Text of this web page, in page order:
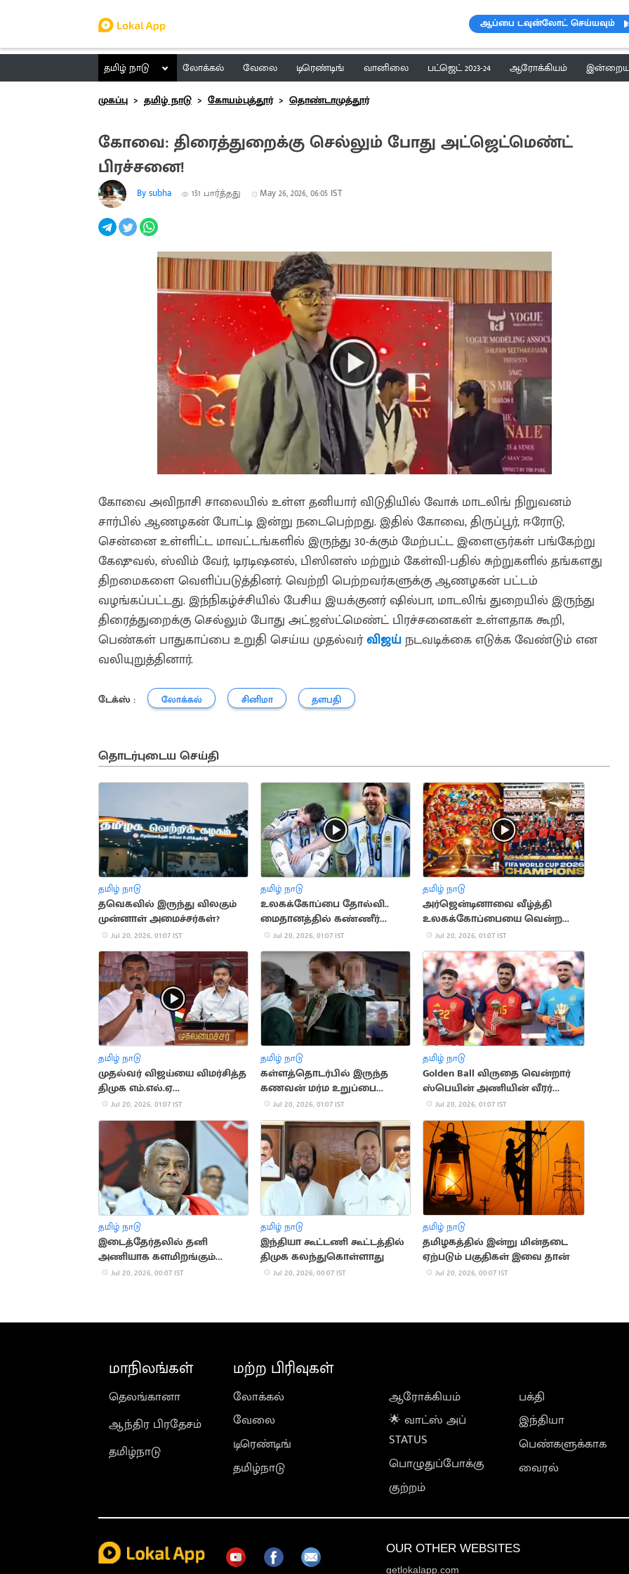
ஆப்பை டவுன்லோட் செய்யவும்
தமிழ் நாடு லோக்கல் வேலை டிரெண்டிங் வானிலை பட்ஜெட் 2023-24 ஆரோக்கியம் இன்றைய
முகப்பு
தமிழ் நாடு கோயம்புத்தூர் தொண்டாமுத்தூர்
கோவை: திரைத்துறைக்கு செல்லும் போது அட்ஜெட்மெண்ட்
பிரச்சனை!
By subha 151 பார்த்தது May 26, 2026, 06:05 IST
கோவை அவிநாசி சாலையில் உள்ள தனியார் விடுதியில் வோக் மாடலிங் நிறுவனம்
சார்பில் ஆணழகன் போட்டி இன்று நடைபெற்றது. இதில் கோவை, திருப்பூர், ஈரோடு,
சென்னை உள்ளிட்ட மாவட்டங்களில் இருந்து 30-க்கும் மேற்பட்ட இளைஞர்கள் பங்கேற்று
கேஷுவல், ஸ்விம் வேர், டிரடிஷனல், பிஸினஸ் மற்றும் கேள்வி-பதில் சுற்றுகளில் தங்களது
திறமைகளை வெளிப்படுத்தினர். வெற்றி பெற்றவர்களுக்கு ஆணழகன் பட்டம்
வழங்கப்பட்டது. இந்நிகழ்ச்சியில் பேசிய இயக்குனர் ஷில்பா, மாடலிங் துறையில் இருந்து
திரைத்துறைக்கு செல்லும் போது அட்ஜஸ்ட்மெண்ட் பிரச்சனைகள் உள்ளதாக கூறி,
பெண்கள் பாதுகாப்பை உறுதி செய்ய முதல்வர்விஜய்நடவடிக்கை எடுக்க வேண்டும் என
வலியுறுத்தினார்.
டேக்ஸ் : லோக்கல் சினிமா தளபதி
தொடர்புடைய செய்தி
தமிழ் நாடு
தவெகவில் இருந்து விலகும்
முன்னாள் அமைச்சர்கள்?
Jul 20, 2026, 01:07 IST
தமிழ் நாடு
உலகக்கோப்பை தோல்வி..
மைதானத்தில் கண்ணீர்
வடித்த மெஸ்ஸி
Jul 20, 2026, 01:07 IST
தமிழ் நாடு
அர்ஜென்டினாவை வீழ்த்தி
உலகக்கோப்பையை வென்ற
ஸ்பெயின்
Jul 20, 2026, 01:07 IST
தமிழ் நாடு
முதல்வர் விஜய்யை விமர்சித்த
திமுக எம்.எல்.ஏ
மார்க்கண்டேயன் கைது
Jul 20, 2026, 01:07 IST
தமிழ் நாடு
கள்ளத்தொடர்பில் இருந்த
கணவன் மர்ம உறுப்பை
கடித்து துப்பிய மனைவி
Jul 20, 2026, 01:07 IST
தமிழ் நாடு
Golden Ball விருதை வென்றார்
ஸ்பெயின் அணியின் வீரர்
ரோட்ரி
Jul 20, 2026, 01:07 IST
தமிழ் நாடு
இடைத்தேர்தலில் தனி
அணியாக களமிறங்கும்
கம்யூனிஸ்டுகள்
Jul 20, 2026, 00:07 IST
தமிழ் நாடு
இந்தியா கூட்டணி கூட்டத்தில்
திமுக கலந்துகொள்ளாது
Jul 20, 2026, 00:07 IST
தமிழ் நாடு
தமிழகத்தில் இன்று மின்தடை
ஏற்படும் பகுதிகள் இவை தான்
Jul 20, 2026, 00:07 IST
மாநிலங்கள்
தெலங்கானா
ஆந்திர பிரதேசம்
தமிழ்நாடு
மற்ற பிரிவுகள்
லோக்கல்
வேலை
டிரெண்டிங்
தமிழ்நாடு
ஆரோக்கியம்
🌟 வாட்ஸ் அப்
STATUS
பொழுதுப்போக்கு
குற்றம்
பக்தி
இந்தியா
பெண்களுக்காக
வைரல்
OUR OTHER WEBSITES
getlokalapp.com